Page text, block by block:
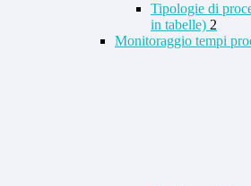
Tipologie di
in tabelle) 2
Monitoraggio tempi